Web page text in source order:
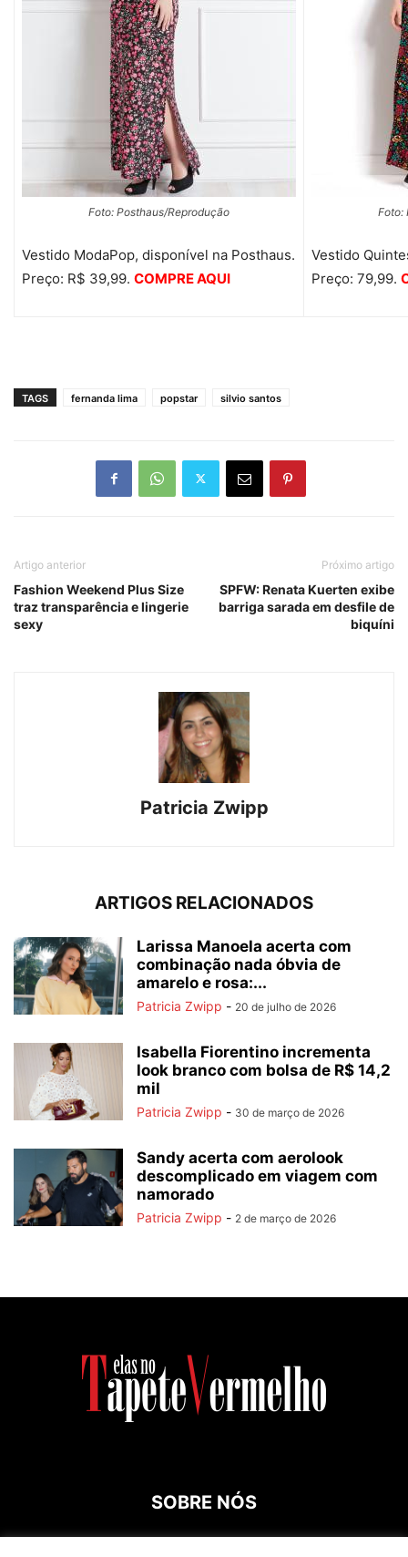
Foto: Posthaus/Reprodução
Vestido ModaPop, disponível na Posthaus.
Preço: R$ 39,99. COMPRE AQUI
Foto:
Vestido
Preço: 79,99.
TAGS fernanda lima popstar silvio santos
Artigo anterior
Fashion Weekend Plus Size
traz transparência e lingerie
sexy
Próximo artigo
SPFW: Renata Kuerten exibe
barriga sarada em desfile de
biquíni
Patricia Zwipp
ARTIGOS RELACIONADOS
Larissa Manoela acerta com
combinação nada óbvia de
amarelo e rosa:...
Patricia Zwipp - 20 de julho de 2026
Isabella Fiorentino incrementa
look branco com bolsa de R$ 14,2
mil
Patricia Zwipp - 30 de março de 2026
Sandy acerta com aerolook
descomplicado em viagem com
namorado
Patricia Zwipp - 2 de março de 2026
SOBRE NÓS